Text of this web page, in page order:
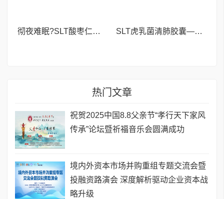
彻夜难眠?SLT酸枣仁胶囊——让你躺下就困,整夜安睡到天亮! SLT虎乳菌清肺胶囊——新加坡40年口碑之选,清肺养肺更专业!
热门文章
祝贺2025中国8.8父亲节“孝行天下家风
传承”论坛暨祈福音乐会圆满成功
境内外资本市场并购重组专题交流会暨
投融资路演会 深度解析驱动企业资本战
略升级